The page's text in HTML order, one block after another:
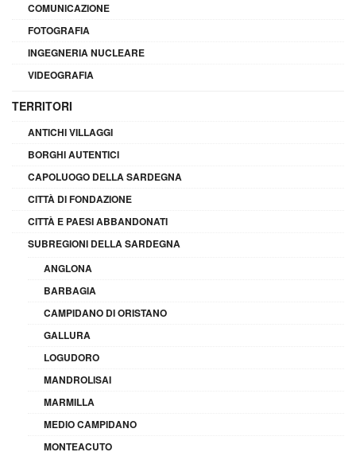
COMUNICAZIONE
FOTOGRAFIA
INGEGNERIA NUCLEARE
VIDEOGRAFIA
TERRITORI
ANTICHI VILLAGGI
BORGHI AUTENTICI
CAPOLUOGO DELLA SARDEGNA
CITTÀ DI FONDAZIONE
CITTÀ E PAESI ABBANDONATI
SUBREGIONI DELLA SARDEGNA
ANGLONA
BARBAGIA
CAMPIDANO DI ORISTANO
GALLURA
LOGUDORO
MANDROLISAI
MARMILLA
MEDIO CAMPIDANO
MONTEACUTO